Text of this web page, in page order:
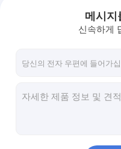
인버터 IGBT
고전력 IGBT
메시지
신속하게